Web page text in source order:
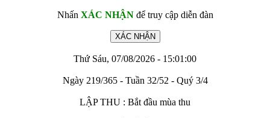
Nhấn XÁC NHẬNđể truy cập diễn đàn
Thứ Sáu, 07/08/2026 - 15:01:00
Ngày 219/365 - Tuần 32/52 - Quý 3/4
LẬP THU : Bắt đầu mùa thu